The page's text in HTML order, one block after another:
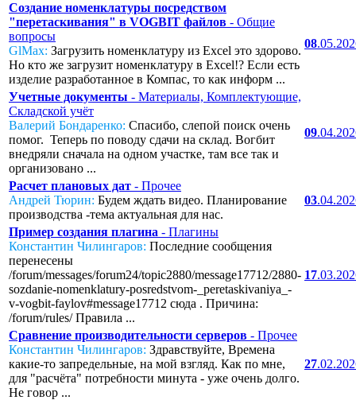
Создание номенклатуры посредством
"перетаскивания" в VOGBIT файлов - Общие
вопросы
GlMax: Загрузить номенклатуру из Excel это здорово.
Но кто же загрузит номенклатуру в Excel!? Если есть
изделие разработанное в Компас, то как информ ...
08
Учетные документы - Материалы, Комплектующие,
Складской учёт
Валерий Бондаренко: Спасибо, слепой поиск очень
помог. Теперь по поводу сдачи на склад. Вогбит
внедряли сначала на одном участке, там все так и
организовано ...
09
Расчет плановых дат - Прочее
Андрей Тюрин: Будем ждать видео. Планирование
производства -тема актуальная для нас.
03
Пример создания плагина - Плагины
Константин Чилингаров: Последние сообщения
перенесены
/forum/messages/forum24/topic2880/message17712/2880-
sozdanie-nomenklatury-posredstvom-_peretaskivaniya_-
v-vogbit-faylov#message17712 сюда . Причина:
/forum/rules/ Правила ...
17
Сравнение производительности серверов - Прочее
Константин Чилингаров: Здравствуйте, Времена
какие-то запредельные, на мой взгляд. Как по мне,
для "расчёта" потребности минута - уже очень долго.
Не говор ...
27